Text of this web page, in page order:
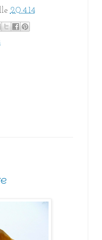
20.4.14